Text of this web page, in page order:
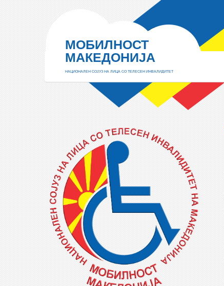
МОБИЛНОСТ
МАКЕДОНИЈА
НАЦИОНАЛЕН СОЈУЗ НА ЛИЦА СО ТЕЛЕСЕН ИНВАЛИДИТЕТ